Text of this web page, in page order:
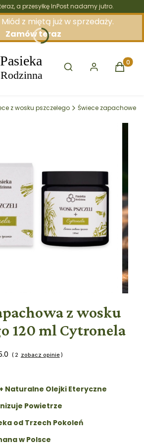
a przesyłkę InPost nadamy jutro.
Miód z miętą już w sprzedaży.
Zamów teraz
Otwórz wyszukiwarkę
z wosku pszczelego Świece zapachowe
z wosku
120 ml Cytronela
( 2 )
Naturalne Olejki Eteryczne
Powietrze
od Trzech Pokoleń
w Polsce